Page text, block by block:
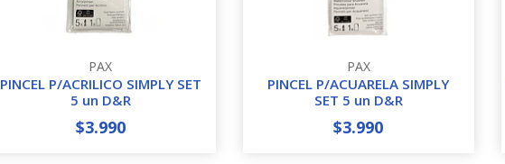
PAX
PINCEL P/ACRILICO SIMPLY SET
5 un D&R
+
$3.990
PAX
PINCEL P/ACUARELA SIMPLY
SET 5 un D&R
+
$3.990